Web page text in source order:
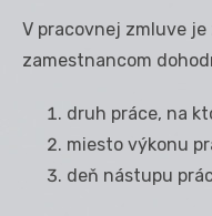
V pracovnej zmluve
zamestnancom
druh práce, na
miesto výkonu
deň nástupu